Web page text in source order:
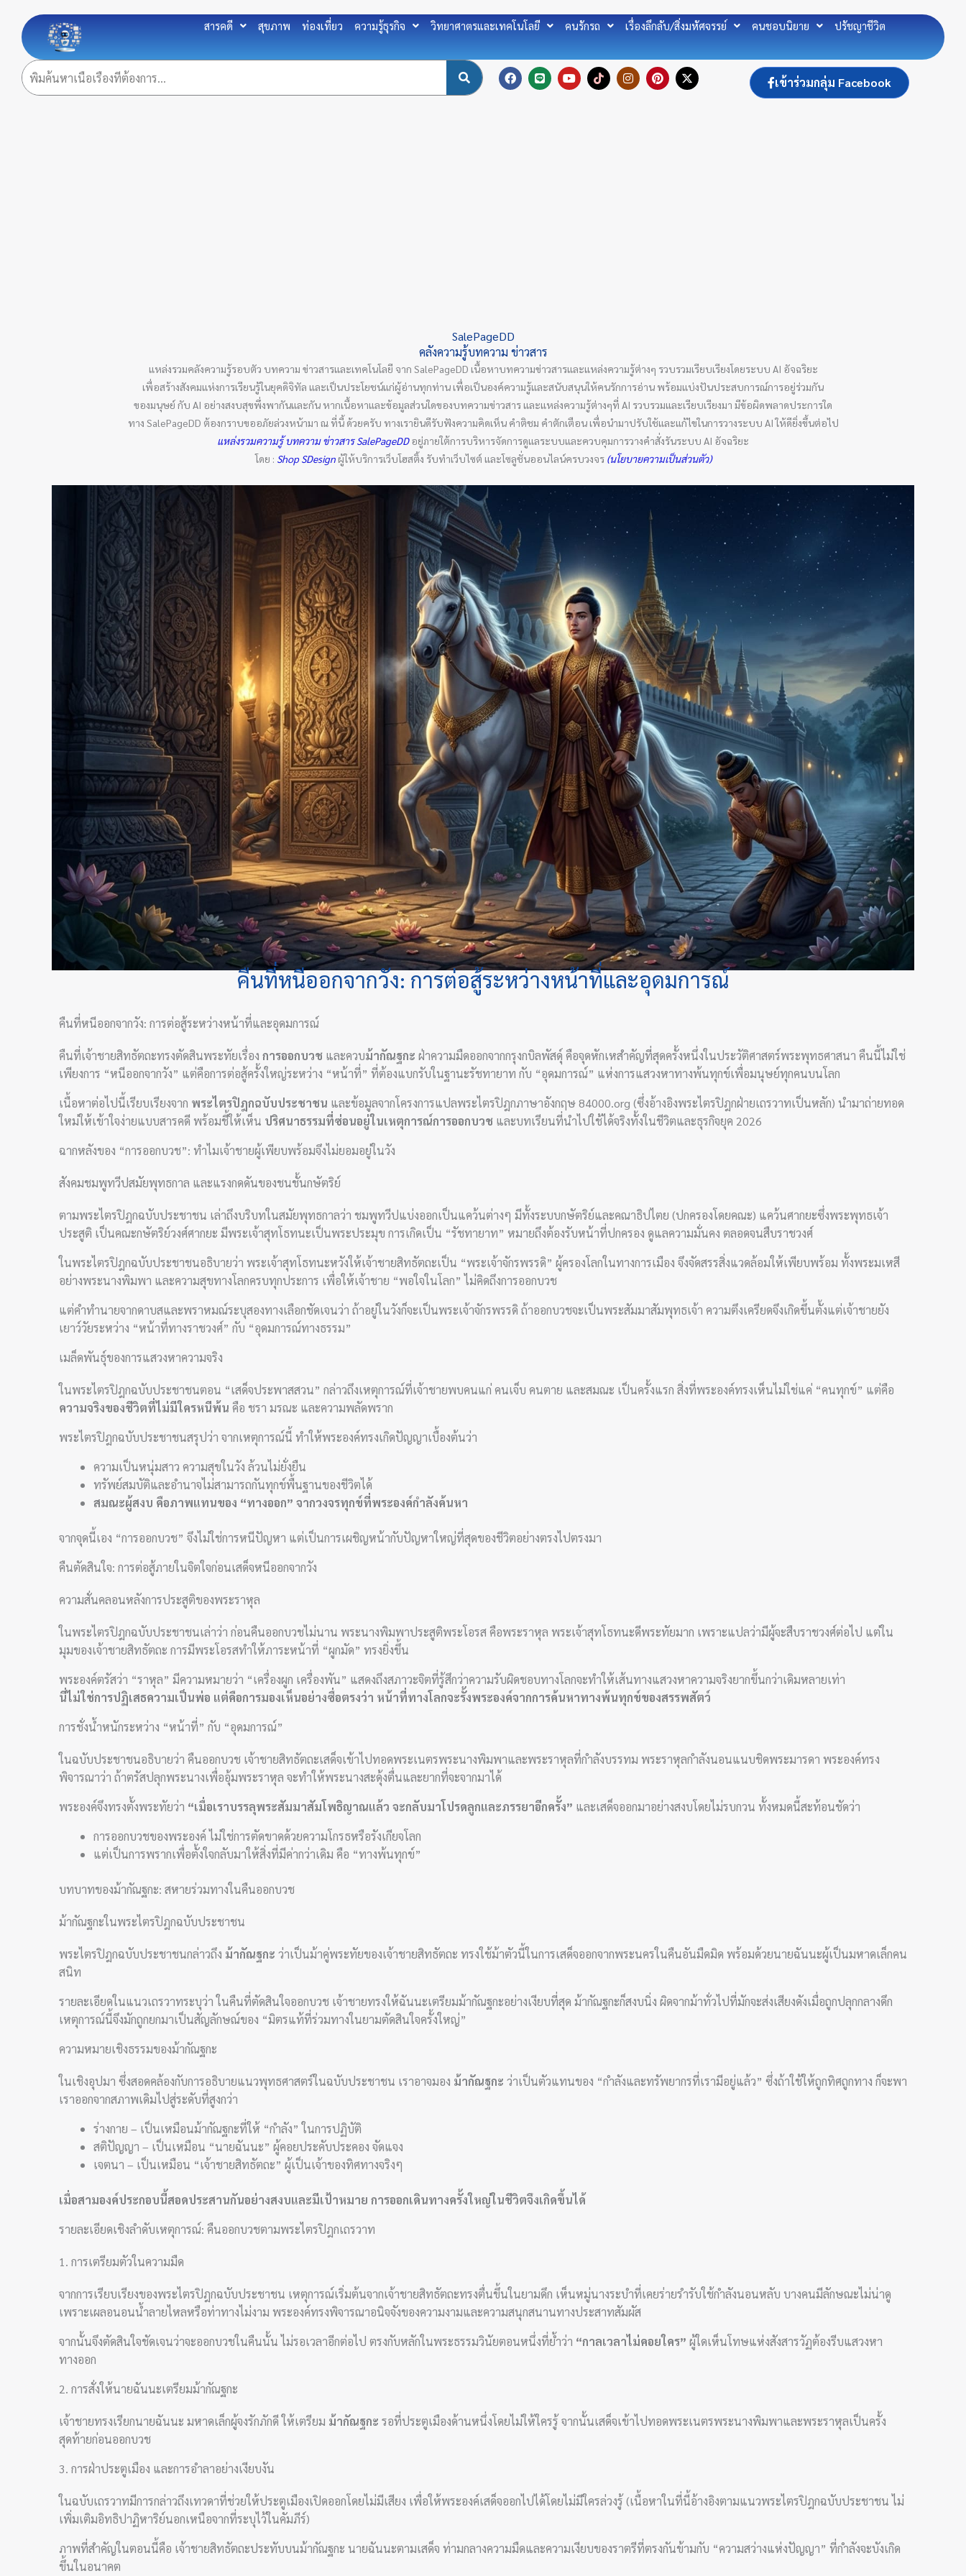
to
content
สารคดี สุขภาพ ท่องเที่ยว ความรู้ธุรกิจ วิทยาศาตรและเทคโนโลยี คนรักรถ เรื่องลึกลับ/สิ่งมหัศจรรย์ คนชอบนิยาย ปรัชญาชีวิต
F
a
c
L
i
n
Y
o
u
T
i
k
I
n
s
P
i
n
X
-
t
เข้าร่วมกลุ่ม Facebook
SalePageDD
คลังความรู้บทความ ข่าวสาร
แหล่งรวมคลังความรู้รอบตัว บทความ ข่าวสารและเทคโนโลยี จาก SalePageDD เนื้อหาบทความข่าวสารและแหล่งความรู้ต่างๆ รวบรวมเรียบเรียงโดยระบบ AI อัจฉริยะ
เพื่อสร้างสังคมแห่งการเรียนรู้ในยุคดิจิทัล และเป็นประโยชน์แก่ผู้อ่านทุกท่าน เพื่อเป็นองค์ความรู้และสนับสนุนให้คนรักการอ่าน พร้อมแบ่งปันประสบการณ์การอยู่ร่วมกัน
ของมนุษย์ กับ AI อย่างสงบสุขพึ่งพากันและกัน หากเนื้อหาและข้อมูลส่วนใดของบทความข่าวสาร และแหล่งความรู้ต่างๆที่ AI รวบรวมและเรียบเรียงมา มีข้อผิดพลาดประการใด
ทาง SalePageDD ต้องกราบขออภัยล่วงหน้ามา ณ ที่นี้ ด้วยครับ ทางเรายินดีรับฟังความคิดเห็น คำติชม คำตักเตือน เพื่อนำมาปรับใช้และแก้ไขในการวางระบบ AI ให้ดียิ่งขึ้นต่อไป
แหล่งรวมความรู้ บทความ ข่าวสาร SalePageDDอยู่ภายใต้การบริหารจัดการดูแลระบบและควบคุมการวางคำสั่งรันระบบ AI อัจฉริยะ
โดย : Shop SDesign ผู้ให้บริการเว็บโฮสติ้ง รับทำเว็บไซต์ และโซลูชั่นออนไลน์ครบวงจร(นโยบายความเป็นส่วนตัว)
คืนที่หนีออกจากวัง: การต่อสู้ระหว่างหน้าที่และอุดมการณ์
คืนที่หนีออกจากวัง: การต่อสู้ระหว่างหน้าที่และอุดมการณ์
คืนที่เจ้าชายสิทธัตถะทรงตัดสินพระทัยเรื่อง การออกบวช และควบม้ากัณฐกะ ฝ่าความมืดออกจากกรุงกบิลพัสดุ์ คือจุดหักเหสำคัญที่สุดครั้งหนึ่งในประวัติศาสตร์พระพุทธศาสนา คืนนี้ไม่ใช่
เพียงการ “หนีออกจากวัง” แต่คือการต่อสู้ครั้งใหญ่ระหว่าง “หน้าที่” ที่ต้องแบกรับในฐานะรัชทายาท กับ “อุดมการณ์” แห่งการแสวงหาทางพ้นทุกข์เพื่อมนุษย์ทุกคนบนโลก
เนื้อหาต่อไปนี้เรียบเรียงจาก พระไตรปิฎกฉบับประชาชน และข้อมูลจากโครงการแปลพระไตรปิฎกภาษาอังกฤษ 84000.org (ซึ่งอ้างอิงพระไตรปิฎกฝ่ายเถรวาทเป็นหลัก) นำมาถ่ายทอด
ใหม่ให้เข้าใจง่ายแบบสารคดี พร้อมชี้ให้เห็น ปริศนาธรรมที่ซ่อนอยู่ในเหตุการณ์การออกบวช และบทเรียนที่นำไปใช้ได้จริงทั้งในชีวิตและธุรกิจยุค 2026
ฉากหลังของ “การออกบวช”: ทำไมเจ้าชายผู้เพียบพร้อมจึงไม่ยอมอยู่ในวัง
สังคมชมพูทวีปสมัยพุทธกาล และแรงกดดันของชนชั้นกษัตริย์
ตามพระไตรปิฎกฉบับประชาชน เล่าถึงบริบทในสมัยพุทธกาลว่า ชมพูทวีปแบ่งออกเป็นแคว้นต่างๆ มีทั้งระบบกษัตริย์และคณาธิปไตย (ปกครองโดยคณะ) แคว้นศากยะซึ่งพระพุทธเจ้า
ประสูติ เป็นคณะกษัตริย์วงศ์ศากยะ มีพระเจ้าสุทโธทนะเป็นพระประมุข การเกิดเป็น “รัชทายาท” หมายถึงต้องรับหน้าที่ปกครอง ดูแลความมั่นคง ตลอดจนสืบราชวงศ์
ในพระไตรปิฎกฉบับประชาชนอธิบายว่า พระเจ้าสุทโธทนะหวังให้เจ้าชายสิทธัตถะเป็น “พระเจ้าจักรพรรดิ” ผู้ครองโลกในทางการเมือง จึงจัดสรรสิ่งแวดล้อมให้เพียบพร้อม ทั้งพระมเหสี
อย่างพระนางพิมพา และความสุขทางโลกครบทุกประการ เพื่อให้เจ้าชาย “พอใจในโลก” ไม่คิดถึงการออกบวช
แต่คำทำนายจากดาบสและพราหมณ์ระบุสองทางเลือกชัดเจนว่า ถ้าอยู่ในวังก็จะเป็นพระเจ้าจักรพรรดิ ถ้าออกบวชจะเป็นพระสัมมาสัมพุทธเจ้า ความตึงเครียดจึงเกิดขึ้นตั้งแต่เจ้าชายยัง
เยาว์วัยระหว่าง “หน้าที่ทางราชวงศ์” กับ “อุดมการณ์ทางธรรม”
เมล็ดพันธุ์ของการแสวงหาความจริง
ในพระไตรปิฎกฉบับประชาชนตอน “เสด็จประพาสสวน” กล่าวถึงเหตุการณ์ที่เจ้าชายพบคนแก่ คนเจ็บ คนตาย และสมณะ เป็นครั้งแรก สิ่งที่พระองค์ทรงเห็นไม่ใช่แค่ “คนทุกข์” แต่คือ
ความจริงของชีวิตที่ไม่มีใครหนีพ้น คือ ชรา มรณะ และความพลัดพราก
พระไตรปิฎกฉบับประชาชนสรุปว่า จากเหตุการณ์นี้ ทำให้พระองค์ทรงเกิดปัญญาเบื้องต้นว่า
ความเป็นหนุ่มสาว ความสุขในวัง ล้วนไม่ยั่งยืน
ทรัพย์สมบัติและอำนาจไม่สามารถกันทุกข์พื้นฐานของชีวิตได้
สมณะผู้สงบ คือภาพแทนของ “ทางออก” จากวงจรทุกข์ที่พระองค์กำลังค้นหา
จากจุดนี้เอง “การออกบวช” จึงไม่ใช่การหนีปัญหา แต่เป็นการเผชิญหน้ากับปัญหาใหญ่ที่สุดของชีวิตอย่างตรงไปตรงมา
คืนตัดสินใจ: การต่อสู้ภายในจิตใจก่อนเสด็จหนีออกจากวัง
ความสั่นคลอนหลังการประสูติของพระราหุล
ในพระไตรปิฎกฉบับประชาชนเล่าว่า ก่อนคืนออกบวชไม่นาน พระนางพิมพาประสูติพระโอรส คือพระราหุล พระเจ้าสุทโธทนะดีพระทัยมาก เพราะแปลว่ามีผู้จะสืบราชวงศ์ต่อไป แต่ใน
มุมของเจ้าชายสิทธัตถะ การมีพระโอรสทำให้ภาระหน้าที่ “ผูกมัด” ทรงยิ่งขึ้น
พระองค์ตรัสว่า “ราหุล” มีความหมายว่า “เครื่องผูก เครื่องพัน” แสดงถึงสภาวะจิตที่รู้สึกว่าความรับผิดชอบทางโลกจะทำให้เส้นทางแสวงหาความจริงยากขึ้นกว่าเดิมหลายเท่า
นี่ไม่ใช่การปฏิเสธความเป็นพ่อ แต่คือการมองเห็นอย่างซื่อตรงว่า หน้าที่ทางโลกจะรั้งพระองค์จากการค้นหาทางพ้นทุกข์ของสรรพสัตว์
การชั่งน้ำหนักระหว่าง “หน้าที่” กับ “อุดมการณ์”
ในฉบับประชาชนอธิบายว่า คืนออกบวช เจ้าชายสิทธัตถะเสด็จเข้าไปทอดพระเนตรพระนางพิมพาและพระราหุลที่กำลังบรรทม พระราหุลกำลังนอนแนบชิดพระมารดา พระองค์ทรง
พิจารณาว่า ถ้าตรัสปลุกพระนางเพื่ออุ้มพระราหุล จะทำให้พระนางสะดุ้งตื่นและยากที่จะจากมาได้
พระองค์จึงทรงตั้งพระทัยว่า “เมื่อเราบรรลุพระสัมมาสัมโพธิญาณแล้ว จะกลับมาโปรดลูกและภรรยาอีกครั้ง” และเสด็จออกมาอย่างสงบโดยไม่รบกวน ทั้งหมดนี้สะท้อนชัดว่า
การออกบวชของพระองค์ ไม่ใช่การตัดขาดด้วยความโกรธหรือรังเกียจโลก
แต่เป็นการพรากเพื่อตั้งใจกลับมาให้สิ่งที่มีค่ากว่าเดิม คือ “ทางพ้นทุกข์”
บทบาทของม้ากัณฐกะ: สหายร่วมทางในคืนออกบวช
ม้ากัณฐกะในพระไตรปิฎกฉบับประชาชน
พระไตรปิฎกฉบับประชาชนกล่าวถึง ม้ากัณฐกะ ว่าเป็นม้าคู่พระทัยของเจ้าชายสิทธัตถะ ทรงใช้ม้าตัวนี้ในการเสด็จออกจากพระนครในคืนอันมืดมิด พร้อมด้วยนายฉันนะผู้เป็นมหาดเล็กคน
สนิท
รายละเอียดในแนวเถรวาทระบุว่า ในคืนที่ตัดสินใจออกบวช เจ้าชายทรงให้ฉันนะเตรียมม้ากัณฐกะอย่างเงียบที่สุด ม้ากัณฐกะก็สงบนิ่ง ผิดจากม้าทั่วไปที่มักจะส่งเสียงดังเมื่อถูกปลุกกลางดึก
เหตุการณ์นี้จึงมักถูกยกมาเป็นสัญลักษณ์ของ “มิตรแท้ที่ร่วมทางในยามตัดสินใจครั้งใหญ่”
ความหมายเชิงธรรมของม้ากัณฐกะ
ในเชิงอุปมา ซึ่งสอดคล้องกับการอธิบายแนวพุทธศาสตร์ในฉบับประชาชน เราอาจมอง ม้ากัณฐกะ ว่าเป็นตัวแทนของ “กำลังและทรัพยากรที่เรามีอยู่แล้ว” ซึ่งถ้าใช้ให้ถูกทิศถูกทาง ก็จะพา
เราออกจากสภาพเดิมไปสู่ระดับที่สูงกว่า
ร่างกาย – เป็นเหมือนม้ากัณฐกะที่ให้ “กำลัง” ในการปฏิบัติ
สติปัญญา – เป็นเหมือน “นายฉันนะ” ผู้คอยประคับประคอง จัดแจง
เจตนา – เป็นเหมือน “เจ้าชายสิทธัตถะ” ผู้เป็นเจ้าของทิศทางจริงๆ
เมื่อสามองค์ประกอบนี้สอดประสานกันอย่างสงบและมีเป้าหมาย การออกเดินทางครั้งใหญ่ในชีวิตจึงเกิดขึ้นได้
รายละเอียดเชิงลำดับเหตุการณ์: คืนออกบวชตามพระไตรปิฎกเถรวาท
1. การเตรียมตัวในความมืด
จากการเรียบเรียงของพระไตรปิฎกฉบับประชาชน เหตุการณ์เริ่มต้นจากเจ้าชายสิทธัตถะทรงตื่นขึ้นในยามดึก เห็นหมู่นางระบำที่เคยร่ายรำรับใช้กำลังนอนหลับ บางคนมีลักษณะไม่น่าดู
เพราะเผลอนอนน้ำลายไหลหรือท่าทางไม่งาม พระองค์ทรงพิจารณาอนิจจังของความงามและความสนุกสนานทางประสาทสัมผัส
จากนั้นจึงตัดสินใจชัดเจนว่าจะออกบวชในคืนนั้น ไม่รอเวลาอีกต่อไป ตรงกับหลักในพระธรรมวินัยตอนหนึ่งที่ย้ำว่า “กาลเวลาไม่คอยใคร” ผู้ใดเห็นโทษแห่งสังสารวัฏต้องรีบแสวงหา
ทางออก
2. การสั่งให้นายฉันนะเตรียมม้ากัณฐกะ
เจ้าชายทรงเรียกนายฉันนะ มหาดเล็กผู้จงรักภักดี ให้เตรียม ม้ากัณฐกะ รอที่ประตูเมืองด้านหนึ่งโดยไม่ให้ใครรู้ จากนั้นเสด็จเข้าไปทอดพระเนตรพระนางพิมพาและพระราหุลเป็นครั้ง
สุดท้ายก่อนออกบวช
3. การฝ่าประตูเมือง และการอำลาอย่างเงียบงัน
ในฉบับเถรวาทมีการกล่าวถึงเทวดาที่ช่วยให้ประตูเมืองเปิดออกโดยไม่มีเสียง เพื่อให้พระองค์เสด็จออกไปได้โดยไม่มีใครล่วงรู้ (เนื้อหาในที่นี้อ้างอิงตามแนวพระไตรปิฎกฉบับประชาชน ไม่
เพิ่มเติมอิทธิปาฏิหาริย์นอกเหนือจากที่ระบุไว้ในคัมภีร์)
ภาพที่สำคัญในตอนนี้คือ เจ้าชายสิทธัตถะประทับบนม้ากัณฐกะ นายฉันนะตามเสด็จ ท่ามกลางความมืดและความเงียบของราตรีที่ตรงกันข้ามกับ “ความสว่างแห่งปัญญา” ที่กำลังจะบังเกิด
ขึ้นในอนาคต